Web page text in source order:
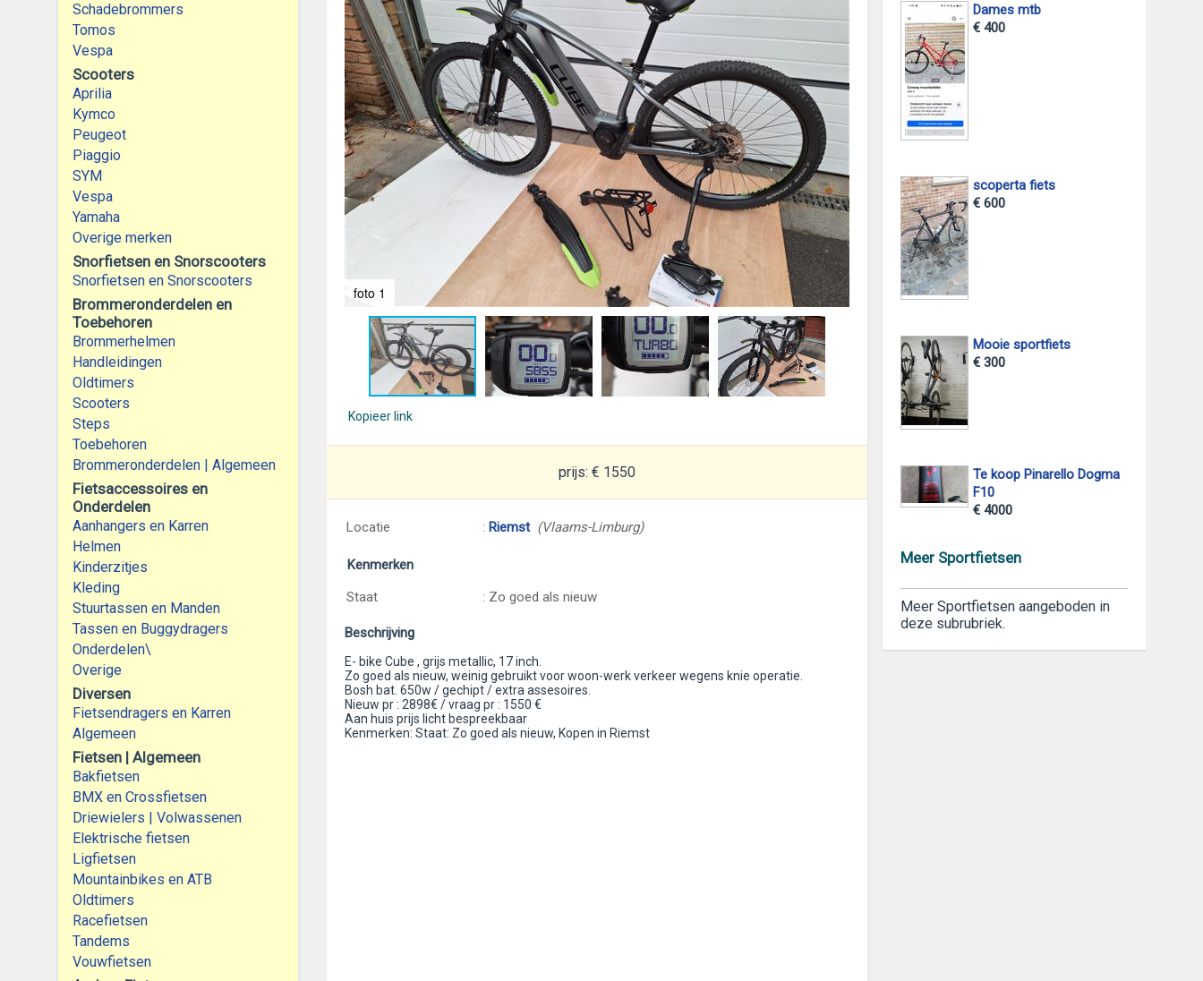
Schadebrommers
Tomos
Vespa
Scooters
Aprilia
Kymco
Peugeot
Piaggio
SYM
Vespa
Yamaha
Overige merken
Snorfietsen en Snorscooters
Snorfietsen en Snorscooters
Brommeronderdelen en
Toebehoren
Brommerhelmen
Handleidingen
Oldtimers
Scooters
Steps
Toebehoren
Brommeronderdelen | Algemeen
Fietsaccessoires en
Onderdelen
Aanhangers en Karren
Helmen
Kinderzitjes
Kleding
Stuurtassen en Manden
Tassen en Buggydragers
Onderdelen\
Overige
Diversen
Fietsendragers en Karren
Algemeen
Fietsen | Algemeen
Bakfietsen
BMX en Crossfietsen
Driewielers | Volwassenen
Elektrische fietsen
Ligfietsen
Mountainbikes en ATB
Oldtimers
Racefietsen
Tandems
Vouwfietsen
foto 1
Kopieer link
prijs: € 1550
Locatie : Riemst (Vlaams-Limburg)
Kenmerken
Staat
: Zo goed als nieuw
Beschrijving
E- bike Cube , grijs metallic, 17 inch.
Zo goed als nieuw, weinig gebruikt voor woon-werk verkeer wegens knie operatie.
Bosh bat. 650w / gechipt / extra assesoires.
Nieuw pr : 2898€ / vraag pr : 1550 €
Aan huis prijs licht bespreekbaar
Kenmerken: Staat: Zo goed als nieuw, Kopen in Riemst
Dames mtb
€ 400
scoperta fiets
€ 600
Mooie sportfiets
€ 300
Te koop Pinarello Dogma
F10
€ 4000
Meer Sportfietsen
Meer Sportfietsen aangeboden in
deze subrubriek.